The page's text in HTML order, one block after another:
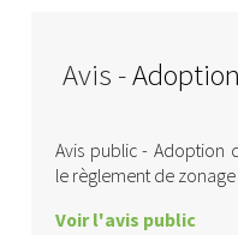
Avis -
Avis public - Adoption
le règlement de
Voir l'avis public